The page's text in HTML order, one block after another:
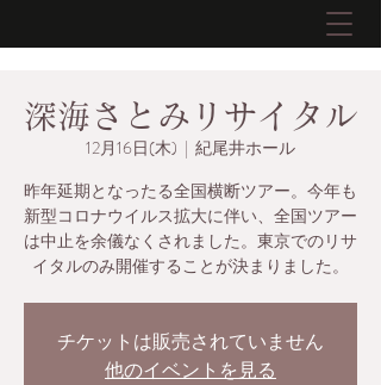
深海さとみリサイタル
12月16日(木)
  |
紀尾井ホール
昨年延期となったる全国横断ツアー。今年も
新型コロナウイルス拡大に伴い、全国ツアー
は中止を余儀なくされました。東京でのリサ
イタルのみ開催することが決まりました。
チケットは販売されていません
他のイベントを見る